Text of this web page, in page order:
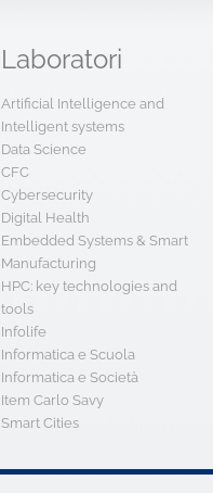
Laboratori
Artificial Intelligence and
Intelligent systems
Data Science
CFC
Cybersecurity
Digital Health
Embedded Systems & Smart
Manufacturing
HPC: key technologies and
tools
Infolife
Informatica e Scuola
Informatica e Società
Item Carlo Savy
Smart Cities